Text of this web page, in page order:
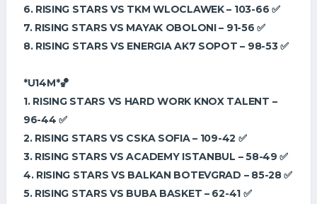
6. ⁠RISING STARS VS TKM WLOCLAWEK – 103-66 ✅
7. ⁠RISING STARS VS MAYAK OBOLONI – 91-56 ✅
8. ⁠RISING STARS VS ENERGIA AK7 SOPOT – 98-53 ✅
*U14M*🏀
1. RISING STARS VS HARD WORK KNOX TALENT –
96-44 ✅
2. ⁠RISING STARS VS CSKA SOFIA – 109-42 ✅
3. ⁠RISING STARS VS ACADEMY ISTANBUL – 58-49 ✅
4. ⁠RISING STARS VS BALKAN BOTEVGRAD – 85-28 ✅
5. ⁠RISING STARS VS BUBA BASKET – 62-41 ✅